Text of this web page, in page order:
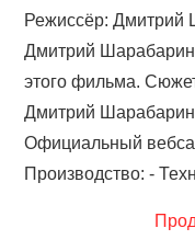
Режиссёр: Дмитрий
Дмитрий
этого фильма.
Дмитрий
Официальный
Производство: -